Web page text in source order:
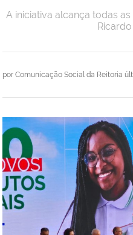
por Comunicação Social da Reitoria
A iniciativa alcança todas